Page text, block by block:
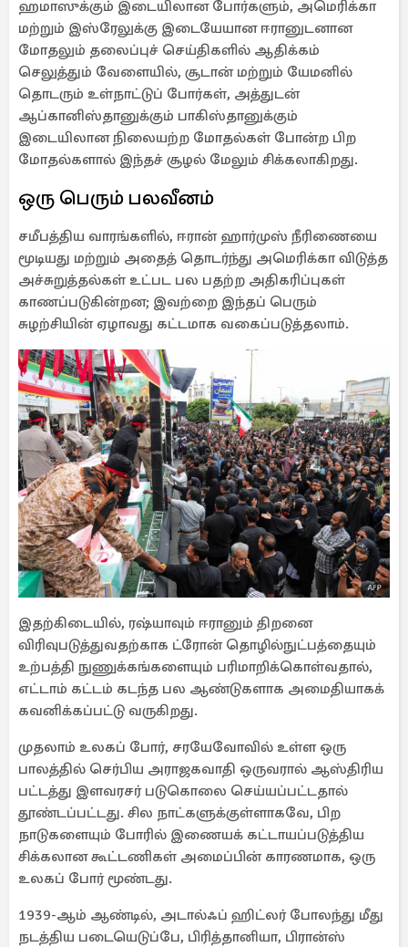
ஹமாஸுக்கும் இடையிலான போர்களும், அமெரிக்கா
மற்றும் இஸ்ரேலுக்கு இடையேயான ஈரானுடனான
மோதலும் தலைப்புச் செய்திகளில் ஆதிக்கம்
செலுத்தும் வேளையில், சூடான் மற்றும் யேமனில்
தொடரும் உள்நாட்டுப் போர்கள், அத்துடன்
ஆப்கானிஸ்தானுக்கும் பாகிஸ்தானுக்கும்
இடையிலான நிலையற்ற மோதல்கள் போன்ற பிற
மோதல்களால் இந்தச் சூழல் மேலும் சிக்கலாகிறது.
ஒரு பெரும் பலவீனம்
சமீபத்திய வாரங்களில், ஈரான் ஹார்முஸ் நீரிணையை
மூடியது மற்றும் அதைத் தொடர்ந்து அமெரிக்கா விடுத்த
அச்சுறுத்தல்கள் உட்பட பல பதற்ற அதிகரிப்புகள்
காணப்படுகின்றன; இவற்றை இந்தப் பெரும்
சுழற்சியின் ஏழாவது கட்டமாக வகைப்படுத்தலாம்.
இதற்கிடையில், ரஷ்யாவும் ஈரானும் திறனை
விரிவுபடுத்துவதற்காக ட்ரோன் தொழில்நுட்பத்தையும்
உற்பத்தி நுணுக்கங்களையும் பரிமாறிக்கொள்வதால்,
எட்டாம் கட்டம் கடந்த பல ஆண்டுகளாக அமைதியாகக்
கவனிக்கப்பட்டு வருகிறது.
முதலாம் உலகப் போர், சரயேவோவில் உள்ள ஒரு
பாலத்தில் செர்பிய அராஜகவாதி ஒருவரால் ஆஸ்திரிய
பட்டத்து இளவரசர் படுகொலை செய்யப்பட்டதால்
தூண்டப்பட்டது. சில நாட்களுக்குள்ளாகவே, பிற
நாடுகளையும் போரில் இணையக் கட்டாயப்படுத்திய
சிக்கலான கூட்டணிகள் அமைப்பின் காரணமாக, ஒரு
உலகப் போர் மூண்டது.
1939-ஆம் ஆண்டில், அடால்ஃப் ஹிட்லர் போலந்து மீது
நடத்திய படையெடுப்பே, பிரித்தானியா, பிரான்ஸ்